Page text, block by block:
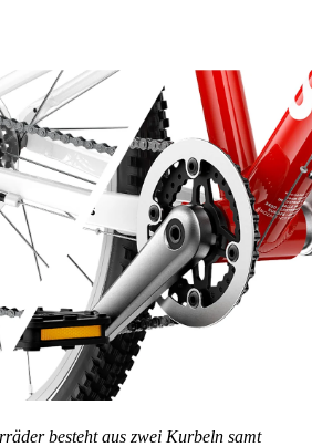
besteht aus zwei Kurbeln samt